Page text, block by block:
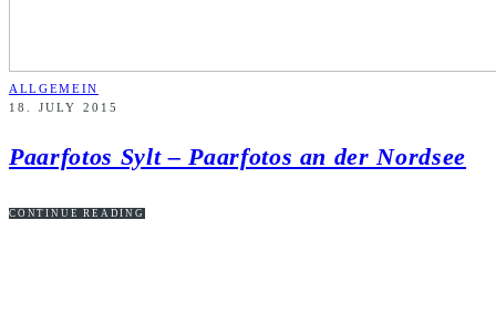
ALLGEMEIN
18. JULY 2015
Paarfotos Sylt – Paarfotos an der Nordsee
CONTINUE READING